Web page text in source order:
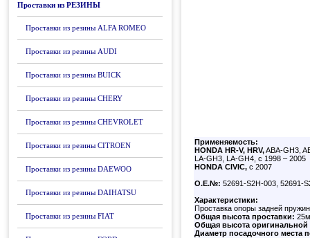
Проставки из РЕЗИНЫ
Проставки из резины ALFA ROMEO
Проставки из резины AUDI
Проставки из резины BUICK
Проставки из резины CHERY
Проставки из резины CHEVROLET
Проставки из резины CITROEN
Проставки из резины DAEWOO
Проставки из резины DAIHATSU
Проставки из резины FIAT
Применяемость:
HONDA HR-V, HRV,ABA-GH3,
LA-GH3, LA-GH4, с 1998 – 2005
HONDA CIVIC, с 2007
О.Е.№: 52691-S2H-003, 52691-
Характеристики:
Проставка опоры задней
Общая высота проставки:
Общая высота оригинальной
Диаметр посадочного места